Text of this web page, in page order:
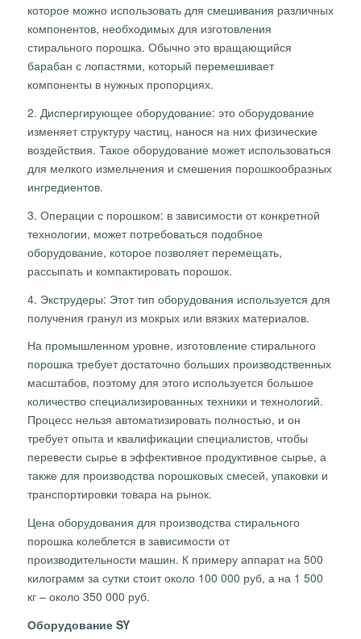
которое можно использовать для смешивания различных
компонентов, необходимых для изготовления
стирального порошка. Обычно это вращающийся
барабан с лопастями, который перемешивает
компоненты в нужных пропорциях.
2. Диспергирующее оборудование: это оборудование
изменяет структуру частиц, нанося на них физические
воздействия. Такое оборудование может использоваться
для мелкого измельчения и смешения порошкообразных
ингредиентов.
3. Операции с порошком: в зависимости от конкретной
технологии, может потребоваться подобное
оборудование, которое позволяет перемещать,
рассыпать и компактировать порошок.
4. Экструдеры: Этот тип оборудования используется для
получения гранул из мокрых или вязких материалов.
На промышленном уровне, изготовление стирального
порошка требует достаточно больших производственных
масштабов, поэтому для этого используется большое
количество специализированных техники и технологий.
Процесс нельзя автоматизировать полностью, и он
требует опыта и квалификации специалистов, чтобы
перевести сырье в эффективное продуктивное сырье, а
также для производства порошковых смесей, упаковки и
транспортировки товара на рынок.
Цена оборудования для производства стирального
порошка колеблется в зависимости от
производительности машин. К примеру аппарат на 500
килограмм за сутки стоит около 100 000 руб, а на 1 500
кг – около 350 000 руб.
Оборудование SY